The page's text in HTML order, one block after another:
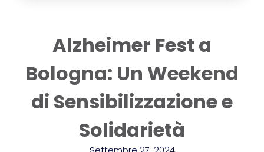
Alzheimer Fest a
Bologna: Un Weekend
di Sensibilizzazione e
Solidarietà